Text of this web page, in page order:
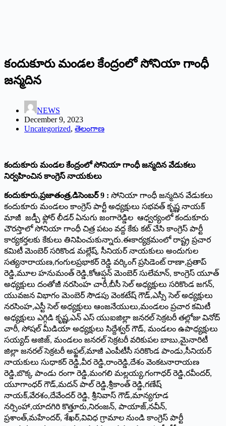
కందుకూరు మండల కేంద్రంలో సోనియా గాంధీ
జన్మదిన
NEWS
December 9, 2023
Uncategorized, తెలంగాణ
కందుకూరు మండల కేంద్రంలో సోనియా గాంధీ జన్మదిన వేడుకలు
నిర్వహించిన కాంగ్రెస్ నాయకులు
కందుకూరు,ప్రజాతంత్ర,డిసెంబర్ 9 : సోనియా గాంధీ జన్మదిన వేడుకలు
కందుకూరు మండలం కాంగ్రెస్ పార్టీ అధ్యక్షులు సభవత్ కృష్ణ నాయక్
మాజీ జడ్పీ ఫ్లోర్ లీడర్ ఏనుగు జంగారెడ్డిల ఆధ్వర్యంలో కందుకూరు
చౌరస్తాలో సోనియా గాంధీ చిత్ర పటం వద్ద కేకు కట్ చేసి కాంగ్రెస్ పార్టీ
కార్యకర్తలకు కేకులు తినిపించుకున్నారు.ఈకార్యక్రమంలో రాష్ట్ర ప్రచార
కమిటీ మెంబెర్ సరికొండ మల్లేష్, సీనియర్ నాయకులు అందుగుల
సత్యనారాయణ,గంగులప్రభాకర్ రెడ్డి వర్కింగ్ ప్రసిడెంట్ రాణా,ప్రతాప్
రెడ్డి,మూల హనుమంత్ రెడ్డి,కోఆప్షన్ మెంబెర్ సులేమాన్, కాంగ్రెస్ యూత్
అధ్యక్షులు దంతోజీ నరసింహ చారీ,బీసీ సెల్ అధ్యక్షులు సరికొండ జగన్,
యువజన విభాగం మెంబెర్ సౌడపు వెంకటేష్ గౌడ్,ఎస్సీ సెల్ అధ్యక్షులు
నరసింహ,ఎస్టీ సెల్ అధ్యక్షులు ఆంజనేయులు,మండలం ప్రచార కమిటీ
అధ్యక్షులు ఎగ్గిడి కృష్ణ,ఎన్ ఎస్ యుఐజిల్లా జనరల్ సెక్రటరీ తల్లోజు వినోద్
చారీ, సోషల్ మీడియా అధ్యక్షులు సిద్దేశ్వర్ గౌడ్, మండలం ఉపాధ్యక్షులు
సయ్యద్ అజిజ్, మండలం జనరల్ సెక్రటరీ వరికుపల బాబు,మైనారిటీ
జిల్లా జనరల్ సెక్రటరీ అఫ్జల్,మాజీ ఎంపీటీసీ సరికొండ పాండు,సీనియర్
నాయకులు సుధాకర్ రెడ్డి,వీర రెడ్డి,రాంరెడ్డి,దేశం వెంకటనారాయణ
రెడ్డి,బొక్క పాండు రంగా రెడ్డి,మంగలి మల్లయ్య,గంగాధర్ రెడ్డి,రవీందర్,
యూగాంధర్ గౌడ్,మదన్ పాల్ రెడ్డి,శ్రీకాంత్ రెడ్డి,గణేష్
నాయక్,వేరశం,దేవేందర్ రెడ్డి, శ్రీనివాస్ గౌడ్,మాన్యగూడ
నర్సింహా,యాదగిరి కొత్తూరు,నిరంజన్, పాయాజ్,నవీన్,
ప్రశాంత్,మహేందర్, శేఖర్,వివిధ గ్రామాల నుండి కాంగ్రెస్ పార్టీ